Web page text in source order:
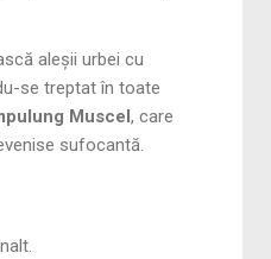
aleșii urbei cu
se treptat în toate
Muscel, care
sufocantă.